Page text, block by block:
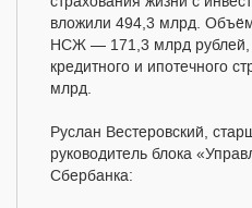
вложили 494,3 млрд.
НСЖ — 171,3 млрд рублей,
кредитного и ипотечного
млрд.
Руслан Вестеровский,
руководитель блока
Сбербанка: